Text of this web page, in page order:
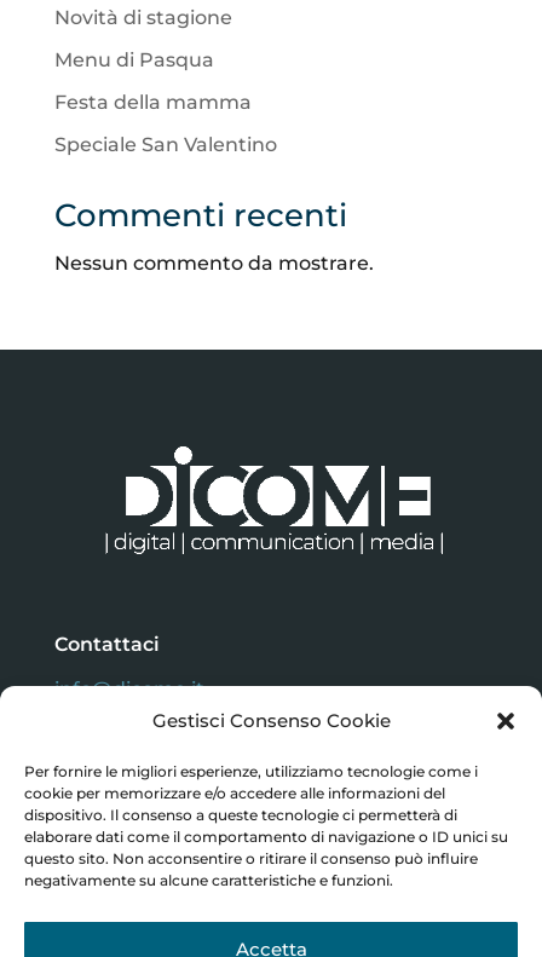
Gestisci Consenso Cookie
Per fornire le migliori esperienze, utilizziamo tecnologie come i
cookie per memorizzare e/o accedere alle informazioni del
dispositivo. Il consenso a queste tecnologie ci permetterà di
elaborare dati come il comportamento di navigazione o ID unici su
questo sito. Non acconsentire o ritirare il consenso può influire
negativamente su alcune caratteristiche e funzioni.
Accetta
Novità di stagione
Menu di Pasqua
Festa della mamma
Speciale San Valentino
Commenti recenti
Nessun commento da mostrare.
Contattaci
info@dicome.it
DiCoMe | Digital | Communication | Media
Vitale Lorenzo – P.IVA: 13058690010 | Melaverde
Design di Mirella Vigna – P. IVA 0375304004
Partner tecnico:ITEasyWeb S.n.c. – C.F. & IVA:
IT10881280019